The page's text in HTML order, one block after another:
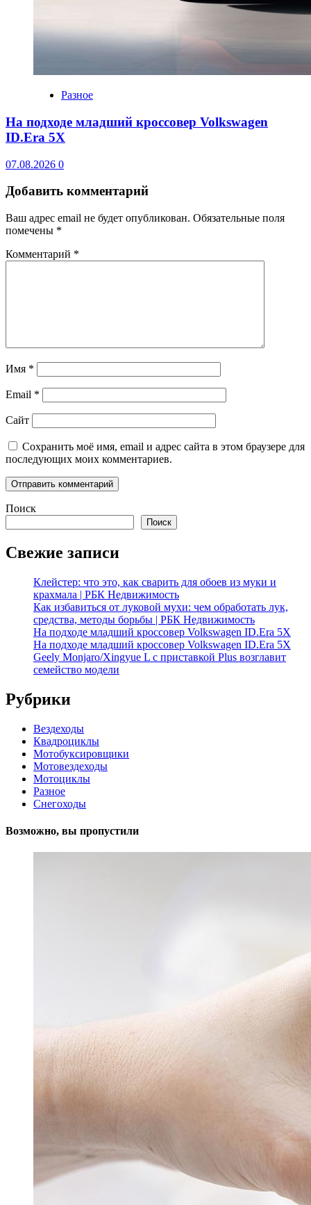
Разное
На подходе младший кроссовер Volkswagen
ID.Era 5X
07.08.2026 0
Добавить комментарий
Ваш адрес email не будет опубликован. Обязательные поля
помечены *
Комментарий *
Имя *
Email *
Сайт
Сохранить моё имя, email и адрес сайта в этом браузере для
последующих моих комментариев.
Поиск
Поиск
Свежие записи
Клейстер: что это, как сварить для обоев из муки и
крахмала | РБК Недвижимость
Как избавиться от луковой мухи: чем обработать лук,
средства, методы борьбы | РБК Недвижимость
На подходе младший кроссовер Volkswagen ID.Era 5X
На подходе младший кроссовер Volkswagen ID.Era 5X
Geely Monjaro/Xingyue L с приставкой Plus возглавит
семейство модели
Рубрики
Вездеходы
Квадроциклы
Мотобуксировщики
Мотовездеходы
Мотоциклы
Разное
Снегоходы
Возможно, вы пропустили